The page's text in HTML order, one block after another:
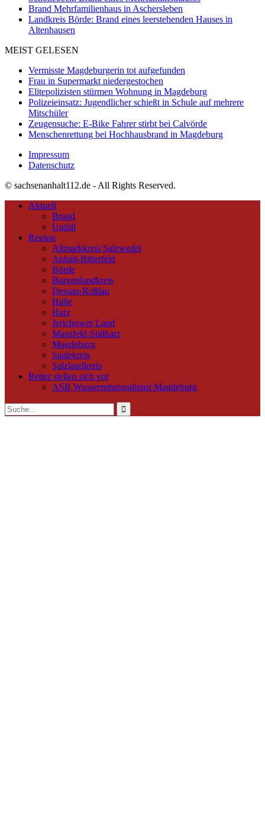
Brand Mehrfamilienhaus in Aschersleben
Landkreis Börde: Brand eines leerstehenden Hauses in
Altenhausen
MEIST GELESEN
Vermisste Magdeburgerin tot aufgefunden
Frau in Supermarkt niedergestochen
Elitepolizisten stürmen Wohnung in Magdeburg
Polizeieinsatz: Jugendlicher schießt in Schule auf mehrere
Mitschüler
Zeugensuche: E-Bike Fahrer stirbt bei Calvörde
Menschenrettung bei Hochhausbrand in Magdeburg
Impressum
Datenschutz
© sachsenanhalt112.de - All Rights Reserved.
Aktuell
Brand
Unfall
Region
Altmarkkreis Salzwedel
Anhalt-Bitterfeld
Börde
Burgenlandkreis
Dessau-Roßlau
Halle
Harz
Jerichower Land
Mansfeld-Südharz
Magdeburg
Saalekreis
Salzlandkreis
Retter stellen sich vor
ASB Wasserrettungsdienst Magdeburg